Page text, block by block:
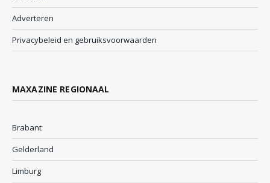
Adverteren
Privacybeleid en gebruiksvoorwaarden
MAXAZINE REGIONAAL
Brabant
Gelderland
Limburg